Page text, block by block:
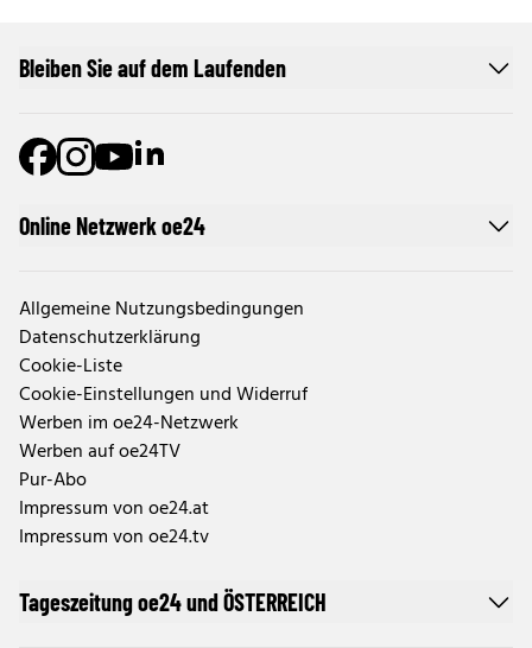
Online Netzwerk oe24
Allgemeine Nutzungsbedingungen
Datenschutzerklärung
Cookie-Liste
Cookie-Einstellungen und Widerruf
Werben im oe24-Netzwerk
Werben auf oe24TV
Pur-Abo
Impressum von oe24.at
Impressum von oe24.tv
Tageszeitung oe24 und ÖSTERREICH
Bleiben Sie auf dem Laufenden